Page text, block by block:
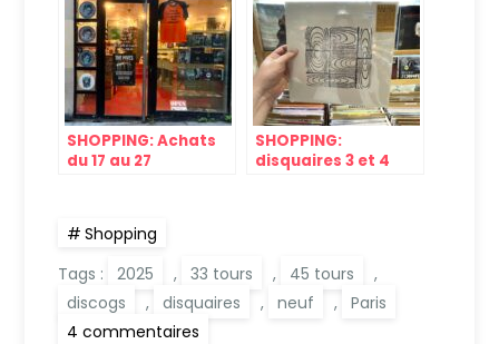
SHOPPING: Achats
du 17 au 27
SHOPPING:
disquaires 3 et 4
Shopping
Tags :
2025 , 33 tours , 45 tours
,
discogs
, disquaires , neuf ,
Paris
4 commentaires